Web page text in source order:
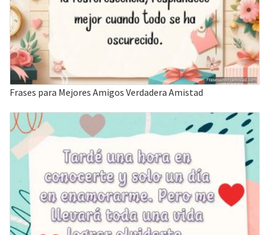
Frases para Mejores Amigos Verdadera Amistad